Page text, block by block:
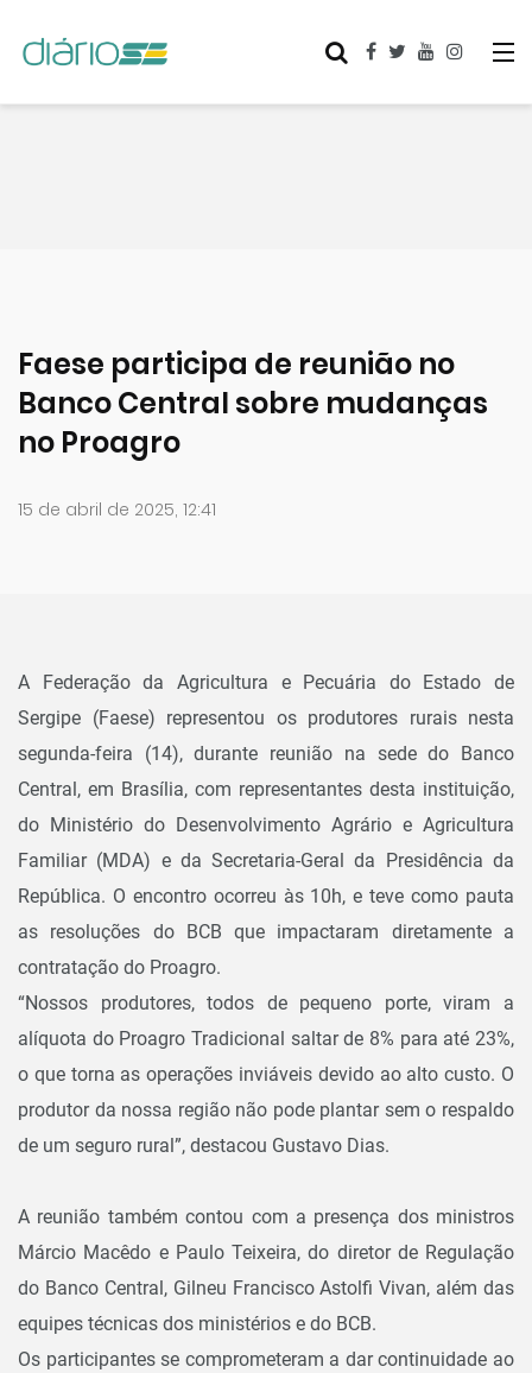
Faese participa de reunião no
Banco Central sobre mudanças
no Proagro
15 de abril de 2025, 12:41
A Federação da Agricultura e Pecuária do Estado de
Sergipe (Faese) representou os produtores rurais nesta
segunda-feira (14), durante reunião na sede do Banco
Central, em Brasília, com representantes desta instituição,
do Ministério do Desenvolvimento Agrário e Agricultura
Familiar (MDA) e da Secretaria-Geral da Presidência da
República. O encontro ocorreu às 10h, e teve como pauta
as resoluções do BCB que impactaram diretamente a
contratação do Proagro.
“Nossos produtores, todos de pequeno porte, viram a
alíquota do Proagro Tradicional saltar de 8% para até 23%,
o que torna as operações inviáveis devido ao alto custo. O
produtor da nossa região não pode plantar sem o respaldo
de um seguro rural”, destacou Gustavo Dias.
A reunião também contou com a presença dos ministros
Márcio Macêdo e Paulo Teixeira, do diretor de Regulação
do Banco Central, Gilneu Francisco Astolfi Vivan, além das
equipes técnicas dos ministérios e do BCB.
Os participantes se comprometeram a dar continuidade ao